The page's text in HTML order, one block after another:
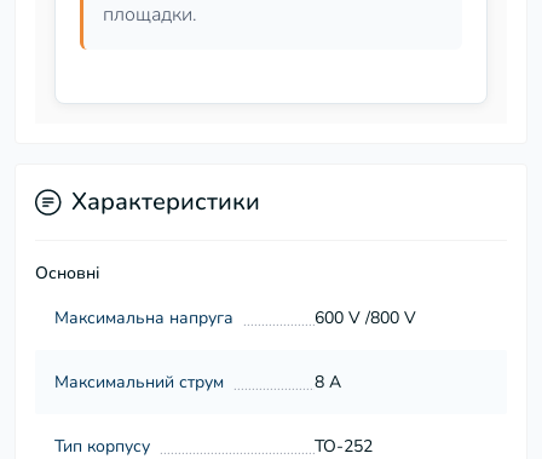
площадки.
Характеристики
Основні
Максимальна напруга
600 V /800 V
Максимальний струм 8 А
Тип корпусу TO-252